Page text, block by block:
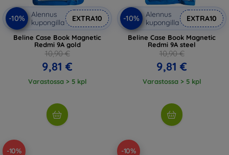
-10%
Alennus
kupongilla
EXTRA10
Beline Case Book Magnetic
Redmi 9A gold
10,90 €
9,81 €
Varastossa > 5 kpl
-10%
Alennus
kupongilla
EXTRA10
Beline Case Book Magnetic
Redmi 9A steel
10,90 €
9,81 €
Varastossa > 5 kpl
-10% -10%